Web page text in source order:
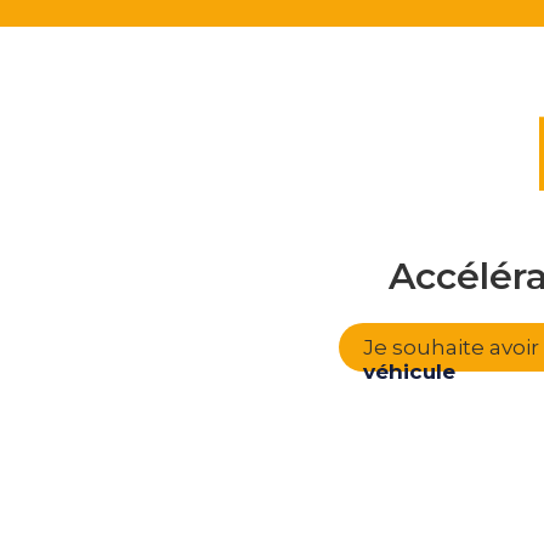
Je souhaite
véhicule